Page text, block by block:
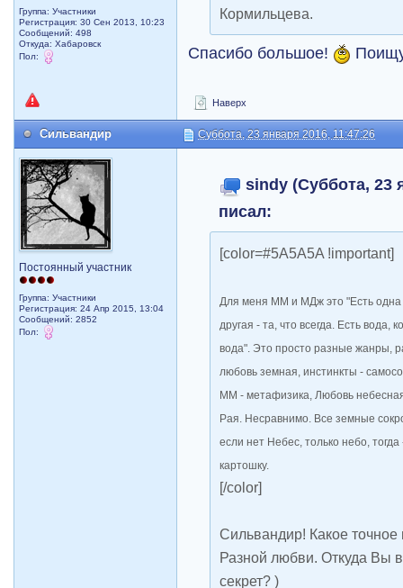
Группа: Участники
Регистрация: 30 Сен 2013, 10:23
Сообщений: 498
Откуда: Хабаровск
Пол:
Кормильцева.
Спасибо большое!
Наверх
Сильвандир Суббота, 23 января 2016, 11:47:26
Постоянный участник
Группа: Участники
Регистрация: 24 Апр 2015, 13:04
Сообщений: 2852
Пол:
sindy (Суббота, 23
писал:
[color=#5A5A5A !important]
Для меня ММ и МДж это "Есть одна
другая - та, что всегда. Есть вода,
вода". Это просто разные жанры,
любовь земная, инстинкты -
ММ - метафизика, Любовь
Рая. Несравнимо. Все земные
если нет Небес, только небо,
картошку.
[/color]
Сильвандир! Какое
Разной любви. Откуда Вы
секрет? )